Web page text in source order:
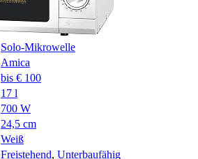
Solo-Mikrowelle
Amica
bis € 100
17 l
700 W
24,5 cm
Weiß
Freistehend, Unterbaufähig